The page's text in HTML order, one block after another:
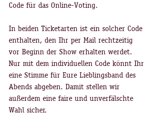
Code für das Online-Voting.
In beiden Ticketarten ist ein solcher Code
enthalten, den Ihr per Mail rechtzeitig
vor Beginn der Show erhalten werdet.
Nur mit dem individuellen Code könnt Ihr
eine Stimme für Eure Lieblingsband des
Abends abgeben. Damit stellen wir
außerdem eine faire und unverfälschte
Wahl sicher.